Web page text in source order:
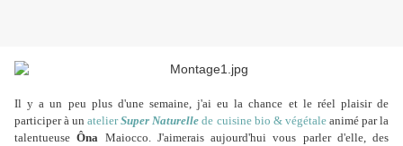
Il y a un peu plus d'une semaine, j'ai eu la chance et le réel plaisir de
participer à unatelierSuper Naturelle de cuisine bio & végétaleanimé par la
talentueuseÔna Maiocco. J'aimerais aujourd'hui vous parler d'elle, des